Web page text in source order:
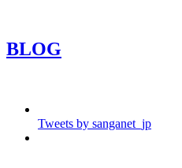
BLOG
Tweets by sanganet_jp